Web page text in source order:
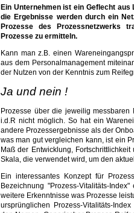
Ein Unternehmen ist ein Geflecht
die Ergebnisse werden durch ein
Prozesse des Prozessnetzwerks
Prozesse zu ermitteln.
Kann man z.B. einen
aus dem Personalmanagement
der Nutzen von der Kenntnis zum
Ja und nein !
Prozesse über die jeweilig
i.d.R nicht möglich. So hat ein
andere Prozessergebnisse als der
was man gut vergleichen kann, ist ein
Maß der Entwicklung,
Skala, die verwendet wird, um den
Ein interessantes Konzept für
Bezeichnung "Prozess-Vitalitäts-
weitere Erkenntnisse was Prozesse
ursprünglichen Prozess-Vitalitäts-